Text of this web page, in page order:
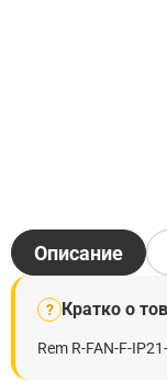
Описание
? Кратко о
Rem R-FAN-F-